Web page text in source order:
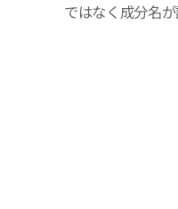
ではなく成分名